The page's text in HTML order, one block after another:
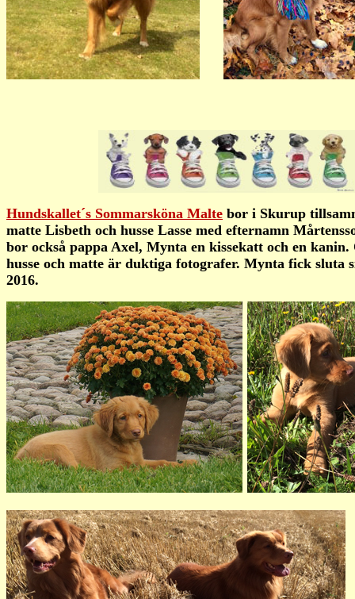
Hundskallet´s Sommarsköna Malte bor i Skurup
matte Lisbeth och husse Lasse med efternamn
bor också pappa Axel, Mynta en kissekatt och en kanin.
husse och matte är duktiga fotografer. Mynta fick sluta
2016.